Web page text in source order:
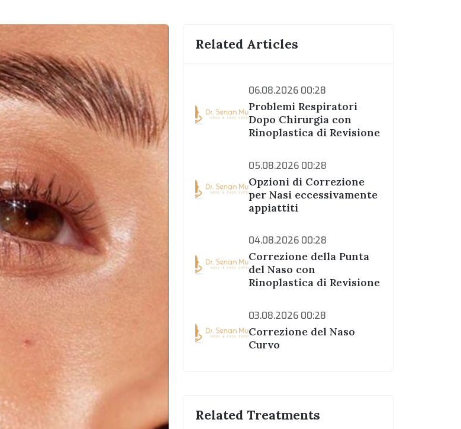
Related Articles
06.08.2026 00:28
Problemi Respiratori
Dopo Chirurgia con
Rinoplastica di Revisione
05.08.2026 00:28
Opzioni di Correzione
per Nasi eccessivamente
appiattiti
04.08.2026 00:28
Correzione della Punta
del Naso con
Rinoplastica di Revisione
03.08.2026 00:28
Correzione del Naso
Curvo
Related Treatments